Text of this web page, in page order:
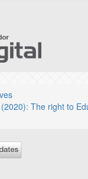
The right to